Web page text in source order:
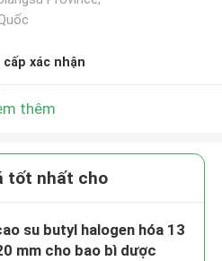
cấp xác nhận
thêm
tốt nhất cho
su butyl halogen hóa 13
mm cho bao bì dược